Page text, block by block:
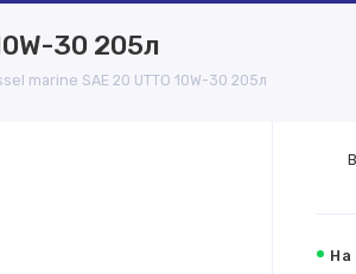
30 205л
marine SAE 20 UTTO 10W-30 205л
На